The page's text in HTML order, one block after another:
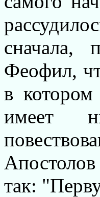
сначала,
Феофил,
в
имеет
Апостолов
так: